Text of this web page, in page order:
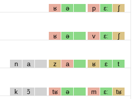
ʁ ə p ɛː ʃ
ʁ ə v ɛː ʃ
n a z a ʁ ɛ t
k ɔ̃ tʁ ə m ɛː tʁ